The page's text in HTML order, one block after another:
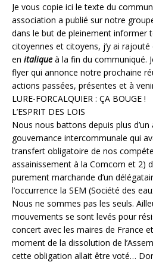
Je vous copie ici le texte du
association a publié sur notre
dans le but de pleinement informer
citoyennes et citoyens, j’y ai
en italique à la fin du communiqué.
flyer qui annonce notre prochaine
actions passées, présentes et à
LURE-FORCALQUIER : ÇA BOUGE !
L’ESPRIT DES LOIS
Nous nous battons depuis plus
gouvernance intercommunale qui
transfert obligatoire de nos
assainissement à la Comcom et 2)
purement marchande d’un
l’occurrence la SEM (Société des
Nous ne sommes pas les seuls.
mouvements se sont levés pour
concert avec les maires de France
moment de la dissolution de
cette obligation allait être voté…